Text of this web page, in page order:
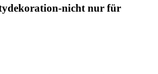
nicht nur für